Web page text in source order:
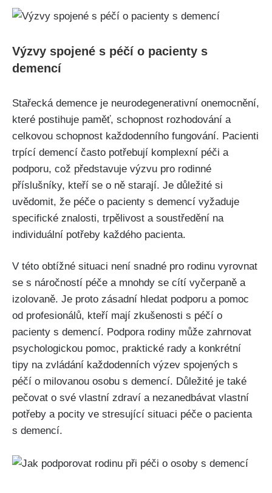
Výzvy spojené s péčí o pacienty s
demencí
Stařecká demence je neurodegenerativní onemocnění,
které postihuje paměť, schopnost rozhodování a
celkovou schopnost každodenního fungování. Pacienti
trpící demencí často potřebují komplexní péči a
podporu, což představuje výzvu pro rodinné
příslušníky, kteří se o ně starají. Je důležité si
uvědomit, že péče o pacienty s demencí vyžaduje
specifické znalosti, trpělivost a soustředění na
individuální potřeby každého pacienta.
V této obtížné situaci není snadné pro rodinu vyrovnat
se s náročností péče a mnohdy se cítí vyčerpaně a
izolovaně. Je proto zásadní hledat podporu a pomoc
od profesionálů, kteří mají zkušenosti s péčí o
pacienty s demencí. Podpora rodiny může zahrnovat
psychologickou pomoc, praktické rady a konkrétní
tipy na zvládání každodenních výzev spojených s
péčí o milovanou osobu s demencí. Důležité je také
pečovat o své vlastní zdraví a nezanedbávat vlastní
potřeby a pocity ve stresující situaci péče o pacienta
s demencí.